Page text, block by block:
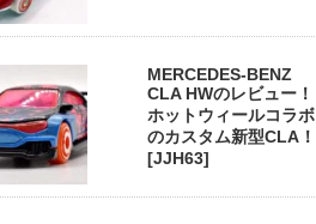
MERCEDES-BENZ
CLA HWのレビュー！
ホットウィールコラボ
のカスタム新型CLA！
[JJH63]